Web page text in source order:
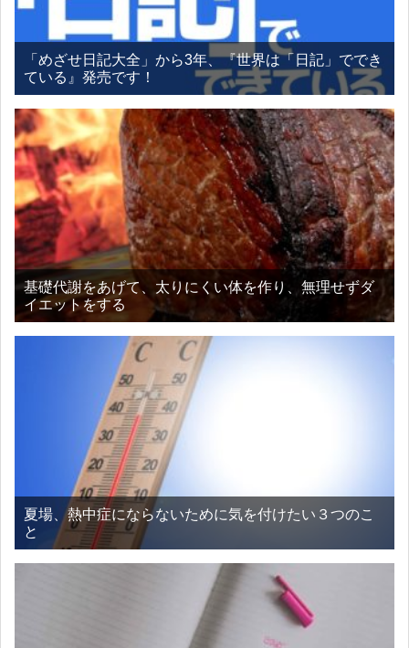
「めざせ日記大全」から3年、『世界は「日記」ででき
ている』発売です！
基礎代謝をあげて、太りにくい体を作り、無理せずダ
イエットをする
夏場、熱中症にならないために気を付けたい３つのこ
と